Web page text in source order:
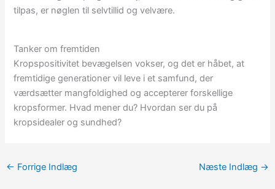
tilpas, er nøglen til selvtillid og velvære.
Tanker om fremtiden
Kropspositivitet bevægelsen vokser, og det er håbet, at
fremtidige generationer vil leve i et samfund, der
værdsætter mangfoldighed og accepterer forskellige
kropsformer. Hvad mener du? Hvordan ser du på
kropsidealer og sundhed?
← Forrige Indlæg Næste Indlæg →